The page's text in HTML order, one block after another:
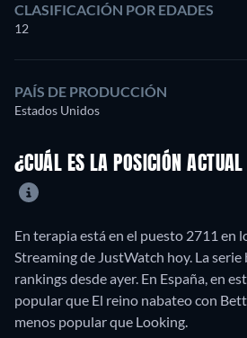
CLASIFICACIÓN POR EDADES
12
PAÍS DE PRODUCCIÓN
Estados Unidos
¿CUÁL ES LA POSICIÓN
En terapia está en el puesto 2711 en
Streaming de JustWatch hoy. La
rankings desde ayer. En España, en
popular que El reino nabateo con
menos popular que Looking.